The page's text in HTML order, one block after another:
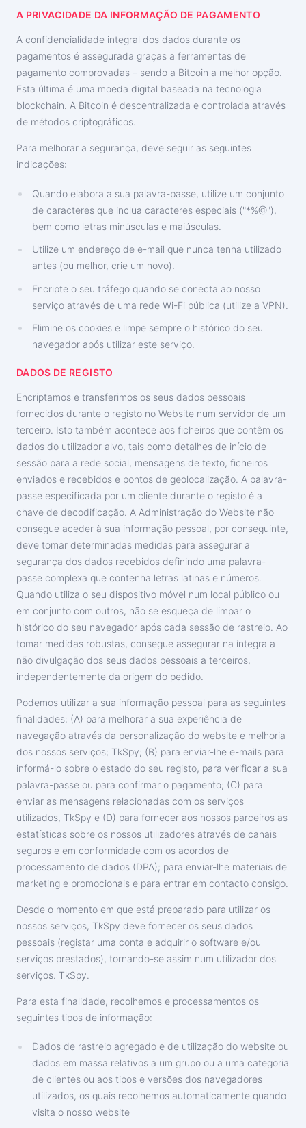
A PRIVACIDADE DA INFORMAÇÃO DE PAGAMENTO
A confidencialidade integral dos dados durante os
pagamentos é assegurada graças a ferramentas de
pagamento comprovadas – sendo a Bitcoin a melhor opção.
Esta última é uma moeda digital baseada na tecnologia
blockchain. A Bitcoin é descentralizada e controlada através
de métodos criptográficos.
Para melhorar a segurança, deve seguir as seguintes
indicações:
Quando elabora a sua palavra-passe, utilize um conjunto
de caracteres que inclua caracteres especiais ("*%@"),
bem como letras minúsculas e maiúsculas.
Utilize um endereço de e-mail que nunca tenha utilizado
antes (ou melhor, crie um novo).
Encripte o seu tráfego quando se conecta ao nosso
serviço através de uma rede Wi-Fi pública (utilize a VPN).
Elimine os cookies e limpe sempre o histórico do seu
navegador após utilizar este serviço.
DADOS DE REGISTO
Encriptamos e transferimos os seus dados pessoais
fornecidos durante o registo no Website num servidor de um
terceiro. Isto também acontece aos ficheiros que contêm os
dados do utilizador alvo, tais como detalhes de início de
sessão para a rede social, mensagens de texto, ficheiros
enviados e recebidos e pontos de geolocalização. A palavra-
passe especificada por um cliente durante o registo é a
chave de decodificação. A Administração do Website não
consegue aceder à sua informação pessoal, por conseguinte,
deve tomar determinadas medidas para assegurar a
segurança dos dados recebidos definindo uma palavra-
passe complexa que contenha letras latinas e números.
Quando utiliza o seu dispositivo móvel num local público ou
em conjunto com outros, não se esqueça de limpar o
histórico do seu navegador após cada sessão de rastreio. Ao
tomar medidas robustas, consegue assegurar na íntegra a
não divulgação dos seus dados pessoais a terceiros,
independentemente da origem do pedido.
Podemos utilizar a sua informação pessoal para as seguintes
finalidades: (A) para melhorar a sua experiência de
navegação através da personalização do website e melhoria
dos nossos serviços; TkSpy; (B) para enviar-lhe e-mails para
informá-lo sobre o estado do seu registo, para verificar a sua
palavra-passe ou para confirmar o pagamento; (C) para
enviar as mensagens relacionadas com os serviços
utilizados, TkSpy e (D) para fornecer aos nossos parceiros as
estatísticas sobre os nossos utilizadores através de canais
seguros e em conformidade com os acordos de
processamento de dados (DPA); para enviar-lhe materiais de
marketing e promocionais e para entrar em contacto consigo.
Desde o momento em que está preparado para utilizar os
nossos serviços, TkSpy deve fornecer os seus dados
pessoais (registar uma conta e adquirir o software e/ou
serviços prestados), tornando-se assim num utilizador dos
serviços. TkSpy.
Para esta finalidade, recolhemos e processamentos os
seguintes tipos de informação:
Dados de rastreio agregado e de utilização do website ou
dados em massa relativos a um grupo ou a uma categoria
de clientes ou aos tipos e versões dos navegadores
utilizados, os quais recolhemos automaticamente quando
visita o nosso website